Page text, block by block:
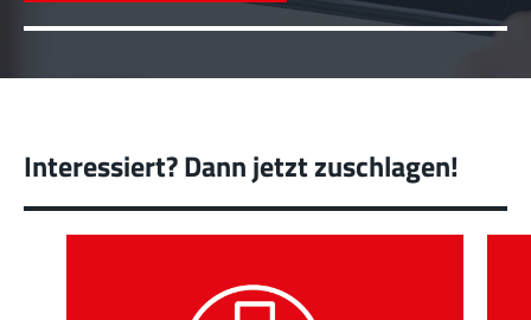
Interessiert? Dann jetzt zuschlagen!